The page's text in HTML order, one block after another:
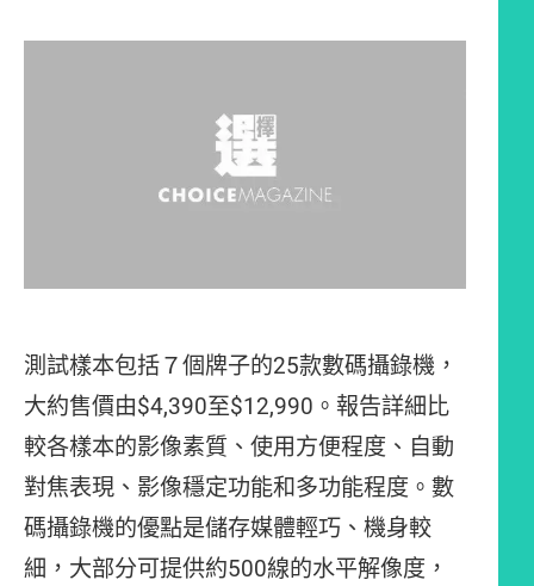
測試樣本包括７個牌子的25款數碼攝錄機，
大約售價由$4,390至$12,990。報告詳細比
較各樣本的影像素質、使用方便程度、自動
對焦表現、影像穩定功能和多功能程度。數
碼攝錄機的優點是儲存媒體輕巧、機身較
細，大部分可提供約500線的水平解像度，